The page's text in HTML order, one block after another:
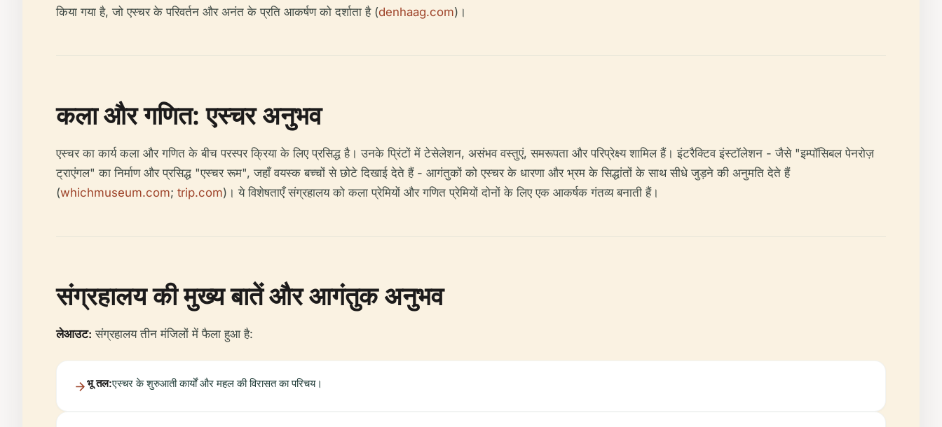
किया गया है, जो एस्चर के परिवर्तन और अनंत के प्रति आकर्षण को दर्शाता है (denhaag.com)।
कला और गणित: एस्चर अनुभव
एस्चर का कार्य कला और गणित के बीच परस्पर क्रिया के लिए प्रसिद्ध है। उनके प्रिंटों में टेसेलेशन, असंभव वस्तुएं, समरूपता और परिप्रेक्ष्य शामिल हैं। इंटरैक्टिव इंस्टॉलेशन - जैसे "इम्पॉसिबल पेनरोज़
ट्राएंगल" का निर्माण और प्रसिद्ध "एस्चर रूम", जहाँ वयस्क बच्चों से छोटे दिखाई देते हैं - आगंतुकों को एस्चर के धारणा और भ्रम के सिद्धांतों के साथ सीधे जुड़ने की अनुमति देते हैं
(whichmuseum.com; trip.com)। ये विशेषताएँ संग्रहालय को कला प्रेमियों और गणित प्रेमियों दोनों के लिए एक आकर्षक गंतव्य बनाती हैं।
संग्रहालय की मुख्य बातें और आगंतुक अनुभव
लेआउट: संग्रहालय तीन मंजिलों में फैला हुआ है:
भू तल:एस्चर के शुरुआती कार्यों और महल की विरासत का परिचय।